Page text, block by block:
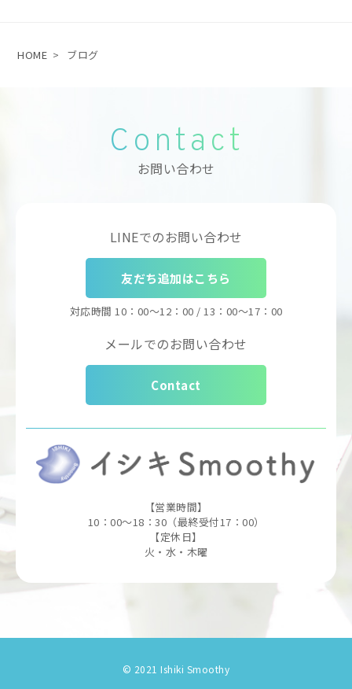
HOME > ブログ
Contact
お問い合わせ
LINEでのお問い合わせ
友だち追加はこちら
対応時間 10：00～12：00 / 13：00～17：00
メールでのお問い合わせ
Contact
【営業時間】
10：00～18：30（最終受付17：00）
【定休日】
火・水・木曜
© 2021 Ishiki Smoothy